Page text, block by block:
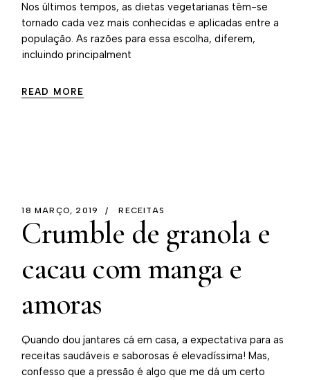
Nos últimos tempos, as dietas vegetarianas têm-se
tornado cada vez mais conhecidas e aplicadas entre a
população. As razões para essa escolha, diferem,
incluindo principalment
READ MORE
18 MARÇO, 2019 RECEITAS
Crumble de granola e
cacau com manga e
amoras
Quando dou jantares cá em casa, a expectativa para as
receitas saudáveis e saborosas é elevadíssima! Mas,
confesso que a pressão é algo que me dá um certo